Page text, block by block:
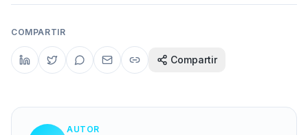
COMPARTIR
Compartir
AUTOR